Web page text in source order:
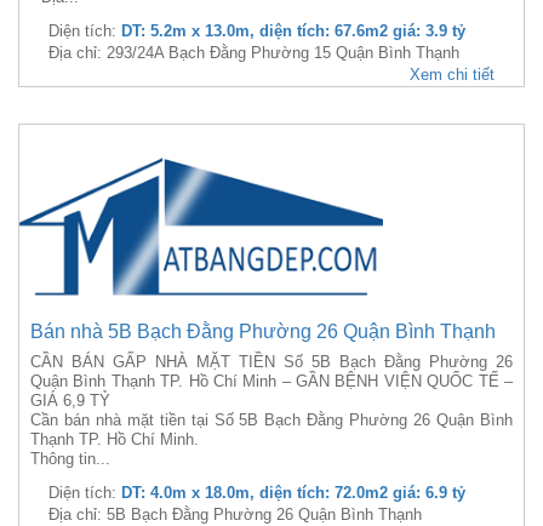
Diện tích: DT: 5.2m x 13.0m, diện tích: 67.6m2 giá: 3.9 tỷ
Địa chỉ: 293/24A Bạch Đằng Phường 15 Quận Bình Thạnh
Xem chi tiết
Bán nhà 5B Bạch Đằng Phường 26 Quận Bình Thạnh
CẦN BÁN GẤP NHÀ MẶT TIỀN Số 5B Bạch Đằng Phường 26
Quận Bình Thạnh TP. Hồ Chí Minh – GẦN BỆNH VIỆN QUỐC TẾ –
GIÁ 6,9 TỶ
Cần bán nhà mặt tiền tại Số 5B Bạch Đằng Phường 26 Quận Bình
Thạnh TP. Hồ Chí Minh.
Thông tin...
Diện tích: DT: 4.0m x 18.0m, diện tích: 72.0m2 giá: 6.9 tỷ
Địa chỉ: 5B Bạch Đằng Phường 26 Quận Bình Thạnh